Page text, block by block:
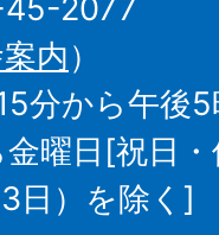
2077
内）
分から午後
曜日[祝日
日）を除く]